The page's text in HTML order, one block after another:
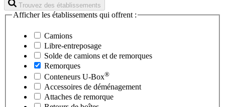
Trouvez des établissements
Afficher les établissements qui offrent :
Camions
Libre-entreposage
Solde de camions et de remorques
Remorques
Conteneurs U-Box®
Accessoires de déménagement
Attaches de remorque